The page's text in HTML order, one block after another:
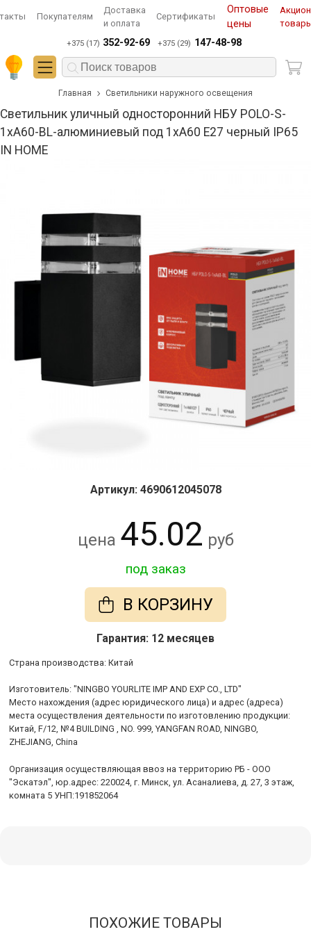
Покупателям
Доставка
и оплата
Сертификаты
Оптовые
цены
+375 (17) 352-92-69 +375 (29) 147-48-98
Главная Светильники наружного освещения
Светильник уличный односторонний НБУ POLO-S-
1xA60-BL-алюминиевый под 1xA60 E27 черный IP65
IN HOME
Артикул: 4690612045078
цена 45.02 руб
под заказ
В КОРЗИНУ
Гарантия: 12 месяцев
Cтрана производства: Китай
Изготовитель: "NINGBO YOURLITE IMP AND EXP CO., LTD"
Место нахождения (адрес юридического лица) и адрес (адреса)
места осуществления деятельности по изготовлению продукции:
Китай, F/12, №4 BUILDING , NO. 999, YANGFAN ROAD, NINGBO,
ZHEJIANG, China
Организация осуществляющая ввоз на территорию РБ - ООО
"Эскатэл", юр.адрес: 220024, г. Минск, ул. Асаналиева, д. 27, 3 этаж,
комната 5 УНП:191852064
ПОХОЖИЕ ТОВАРЫ